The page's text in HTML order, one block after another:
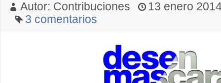
Autor: Contribuciones
13 enero
3 comentarios